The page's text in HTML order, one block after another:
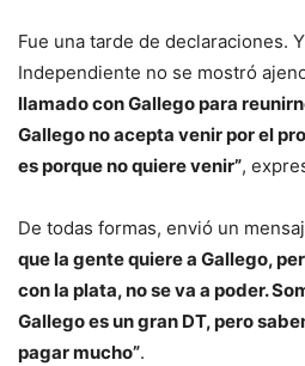
Fue una tarde de declaraciones.
Independiente no se mostró
llamado con Gallego para
Gallego no acepta venir por el
es porque no quiere venir”,
De todas formas, envió un
que la gente quiere a Gallego,
con la plata, no se va a poder.
Gallego es un gran DT, pero
pagar mucho”.